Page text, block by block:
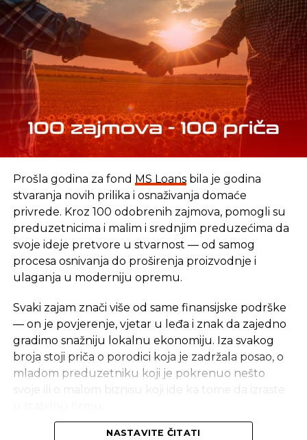
SLIČNE TEME:
SLEDEĆI
Završena 16. aukcija obveznica Republike
Srpske
NE PROPUSTITE
Na prodaju akcije Čajevac-mega,
Mikroelektronike, Glasa Srpske, Mlinpeka,
IRCE-a i Razvitka
Prošla godina za fond MS Loansbila je godina
stvaranja novih prilika i osnaživanja domaće
privrede. Kroz 100 odobrenih zajmova, pomogli su
preduzetnicima i malim i srednjim preduzećima da
svoje ideje pretvore u stvarnost — od samog
procesa osnivanja do proširenja proizvodnje i
ulaganja u moderniju opremu.
Svaki zajam znači više od same finansijske podrške
— on je povjerenje, vjetar u leđa i znak da zajedno
gradimo snažniju lokalnu ekonomiju. Iza svakog
broja stoji priča o porodici koja je zadržala posao, o
mladom preduzetniku koji je pokrenuo nešto
svoje ili o malom biznisu koji ide ka tome da izraste
Iza svakog broja stoji stvarna priča — i stvarni ljudi
NASTAVITE ČITATI